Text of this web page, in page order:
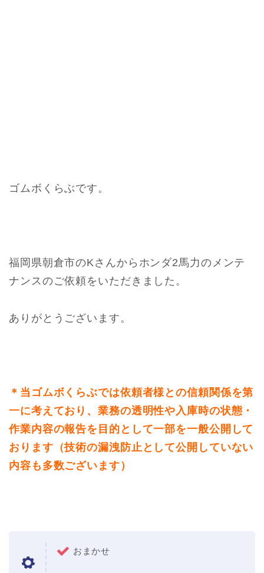
ゴムボくらぶです。
福岡県朝倉市のKさんからホンダ2馬力のメンテ
ナンスのご依頼をいただきました。
ありがとうございます。
＊当ゴムボくらぶでは依頼者様との信頼関係を第
一に考えており、業務の透明性や入庫時の状態・
作業内容の報告を目的として一部を一般公開して
おります（技術の漏洩防止として公開していない
内容も多数ございます）
おまかせ